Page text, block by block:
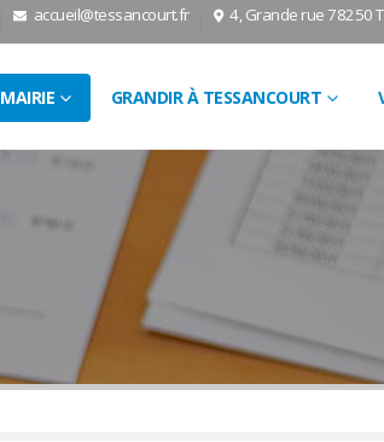
accueil@tessancourt.fr 4, Grande rue 78250
MAIRIE GRANDIR À TESSANCOURT